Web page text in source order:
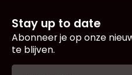
Stay up to date
Abonneer je op onze
te blijven.